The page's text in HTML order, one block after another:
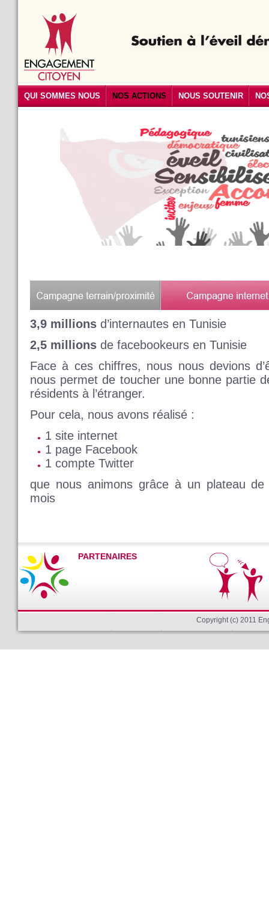
QUI SOMMES NOUS NOS ACTIONS NOUS SOUTENIR
3,9 millions d’internautes en Tunisie
2,5 millions de facebookeurs en Tunisie
Face à ces chiffres, nous nous devions
nous permet de toucher une bonne partie
résidents à l’étranger.
Pour cela, nous avons réalisé :
1 site internet
1 page Facebook
1 compte Twitter
que nous animons grâce à un plateau
mois
PARTENAIRES
Copyright (c) 2011